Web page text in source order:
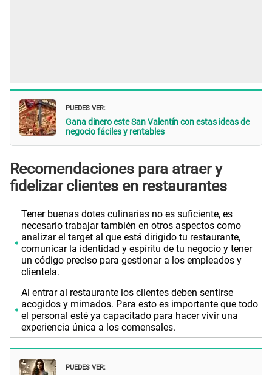
PUEDES VER:
Gana dinero este San Valentín con estas ideas de
negocio fáciles y rentables
Recomendaciones para atraer y
fidelizar clientes en restaurantes
Tener buenas dotes culinarias no es suficiente, es
necesario trabajar también en otros aspectos como
analizar el target al que está dirigido tu restaurante,
comunicar la identidad y espíritu de tu negocio y tener
un código preciso para gestionar a los empleados y
clientela.
Al entrar al restaurante los clientes deben sentirse
acogidos y mimados. Para esto es importante que todo
el personal esté ya capacitado para hacer vivir una
experiencia única a los comensales.
PUEDES VER: